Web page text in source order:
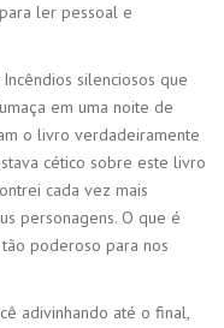
ler pessoal e
silenciosos que
em uma noite de
o livro verdadeiramente
cético sobre este livro
cada vez mais
personagens. O que é
poderoso para nos
adivinhando até o final,